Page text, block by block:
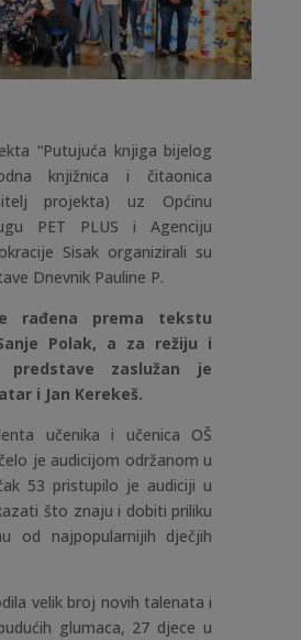
“Putujuća knjiga bijelog
knjižnica i čitaonica
projekta) uz Općinu
PET PLUS i Agenciju
Sisak organizirali su
Dnevnik Pauline P.
rađena prema tekstu
Polak, a za režiju i
predstave zaslužan je
i Jan Kerekeš.
učenika i učenica OŠ
je audicijom održanom u
53 pristupilo je audiciji u
što znaju i dobiti priliku
od najpopularnijih dječjih
velik broj novih talenata i
glumaca, 27 djece u